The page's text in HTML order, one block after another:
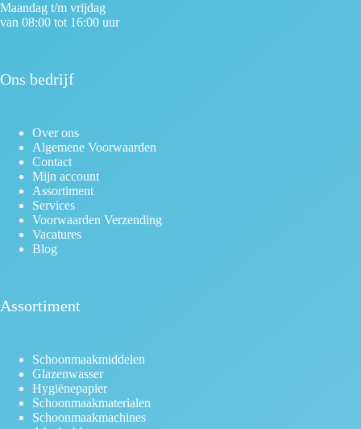
Maandag t/m vrijdag
van 08:00 tot 16:00 uur
Ons bedrijf
Over ons
Algemene Voorwaarden
Contact
Mijn account
Assortiment
Services
Voorwaarden Verzending
Vacatures
Blog
Assortiment
Schoonmaakmiddelen
Glazenwasser
Hygiënepapier
Schoonmaakmaterialen
Schoonmaakmachines